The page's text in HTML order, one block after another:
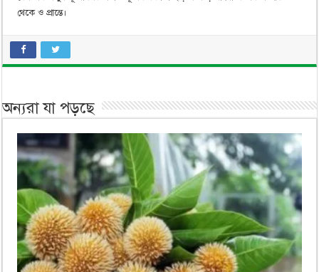
থেকে ও প্রান্তে।
অন্যরা যা পড়ছে